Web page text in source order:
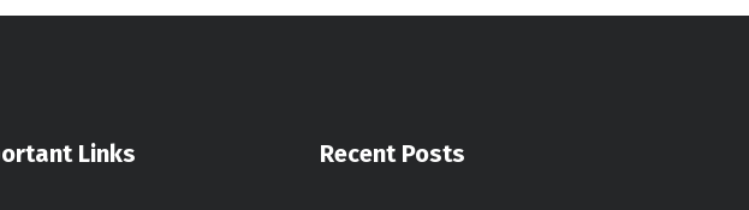
Links Recent Posts